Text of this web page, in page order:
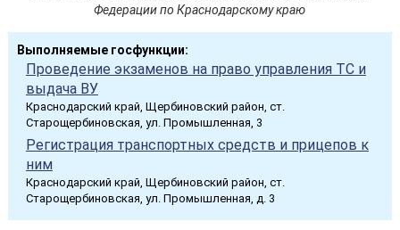
Федерации по Краснодарскому краю
Выполняемые госфункции:
Проведение экзаменов на право управления ТС и
выдача ВУ
Краснодарский край, Щербиновский район, ст.
Старощербиновская, ул. Промышленная, 3
Регистрация транспортных средств и прицепов к
ним
Краснодарский край, Щербиновский район, ст.
Старощербиновская, ул. Промышленная, д. 3